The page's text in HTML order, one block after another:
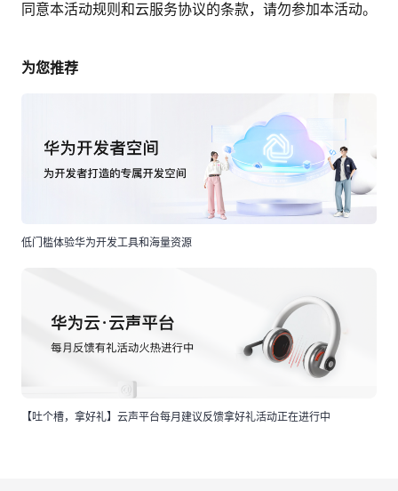
同意本活动规则和云服务协议的条款，请勿参加本活动。
为您推荐
低门槛体验华为开发工具和海量资源
【吐个槽，拿好礼】云声平台每月建议反馈拿好礼活动正在进行中